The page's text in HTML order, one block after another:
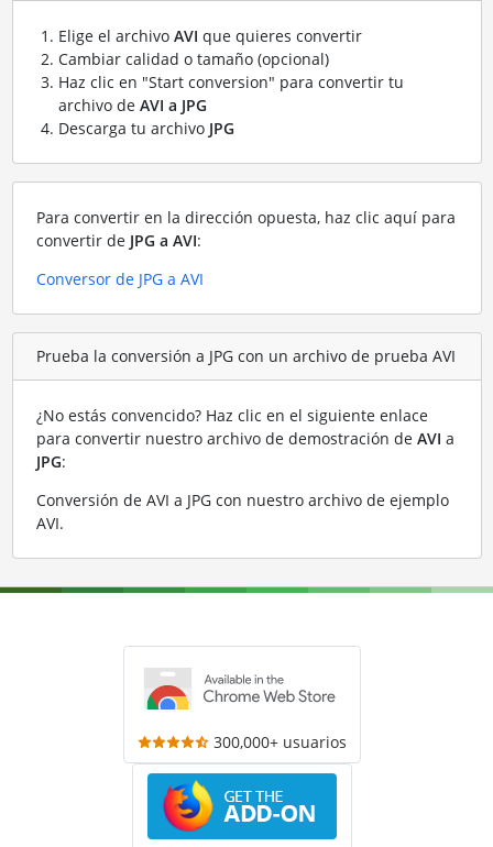
Elige el archivo AVI que quieres convertir
Cambiar calidad o tamaño (opcional)
Haz clic en "Start conversion" para convertir tu
archivo de AVI a JPG
Descarga tu archivo JPG
Para convertir en la dirección opuesta, haz clic aquí para
convertir de JPG a AVI:
Conversor de JPG a AVI
Prueba la conversión a JPG con un archivo de prueba AVI
¿No estás convencido? Haz clic en el siguiente enlace
para convertir nuestro archivo de demostración de AVI a
JPG:
Conversión de AVI a JPG con nuestro archivo de ejemplo
AVI.
300,000+ usuarios